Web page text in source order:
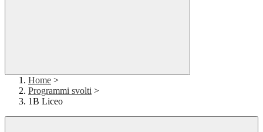
Home >
Programmi svolti >
1B Liceo